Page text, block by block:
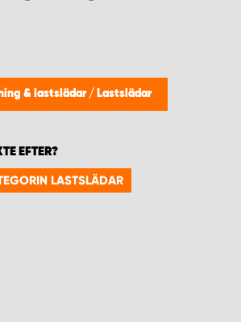
& lastslädar / Lastslädar
EFTER?
LASTSLÄDAR